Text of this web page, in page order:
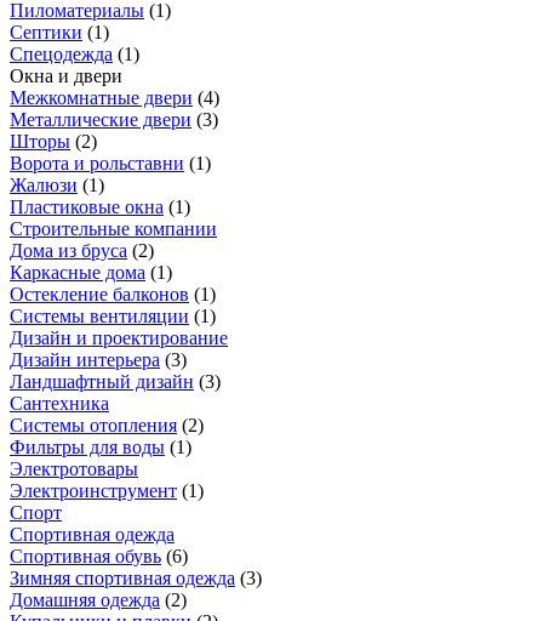
Пиломатериалы (1)
Септики (1)
Спецодежда (1)
Окна и двери
Межкомнатные двери (4)
Металлические двери (3)
Шторы (2)
Ворота и рольставни (1)
Жалюзи (1)
Пластиковые окна (1)
Строительные компании
Дома из бруса (2)
Каркасные дома (1)
Остекление балконов (1)
Системы вентиляции (1)
Дизайн и проектирование
Дизайн интерьера (3)
Ландшафтный дизайн (3)
Сантехника
Системы отопления (2)
Фильтры для воды (1)
Электротовары
Электроинструмент (1)
Спорт
Спортивная одежда
Спортивная обувь (6)
Зимняя спортивная одежда (3)
Домашняя одежда (2)